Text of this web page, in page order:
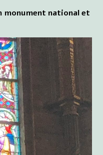
monument national et